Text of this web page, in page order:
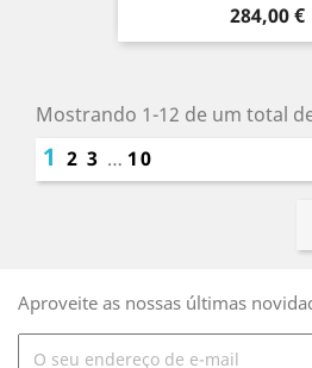
Preço
284,00 €
Mostrando 1-12 de um total
1 2 3 … 10
Aproveite as nossas últimas